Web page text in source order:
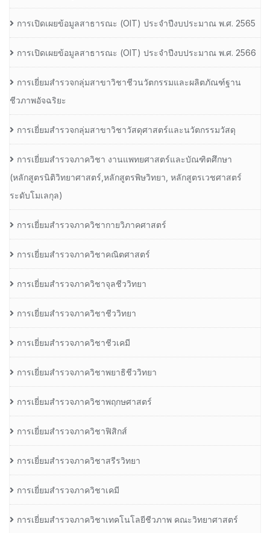
การเปิดเผยข้อมูลสาธารณะ (OIT) ประจำปีงบประมาณ พ.ศ. 2565
การเปิดเผยข้อมูลสาธารณะ (OIT) ประจำปีงบประมาณ พ.ศ. 2566
การเยี่ยมสำรวจกลุ่มสาขาวิชาชีวนวัตกรรมและผลิตภัณฑ์ฐาน
ชีวภาพอัจฉริยะ
การเยี่ยมสำรวจกลุ่มสาขาวิชาวัสดุศาสตร์และนวัตกรรมวัสดุ
การเยี่ยมสำรวจภาควิชา งานแพทยศาสตร์และบัณฑิตศึกษา
(หลักสูตรนิติวิทยาศาสตร์,หลักสูตรพิษวิทยา, หลักสูตรเวชศาสตร์
ระดับโมเลกุล)
การเยี่ยมสำรวจภาควิชากายวิภาคศาสตร์
การเยี่ยมสำรวจภาควิชาคณิตศาสตร์
การเยี่ยมสำรวจภาควิชาจุลชีววิทยา
การเยี่ยมสำรวจภาควิชาชีววิทยา
การเยี่ยมสำรวจภาควิชาชีวเคมี
การเยี่ยมสำรวจภาควิชาพยาธิชีววิทยา
การเยี่ยมสำรวจภาควิชาพฤกษศาสตร์
การเยี่ยมสำรวจภาควิชาฟิสิกส์
การเยี่ยมสำรวจภาควิชาสรีรวิทยา
การเยี่ยมสำรวจภาควิชาเคมี
การเยี่ยมสำรวจภาควิชาเทคโนโลยีชีวภาพ คณะวิทยาศาสตร์